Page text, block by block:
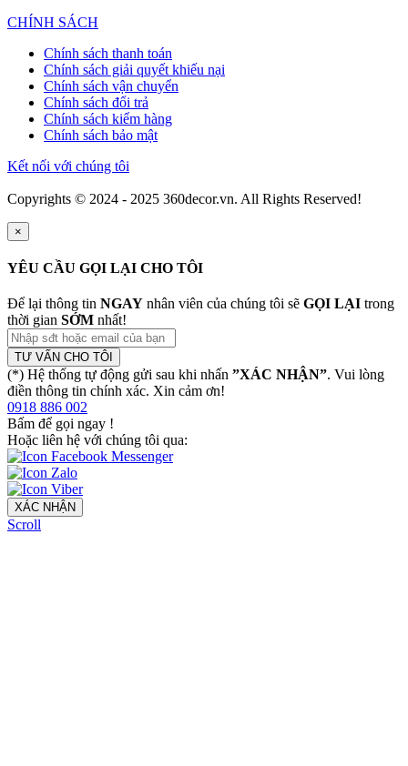
CHÍNH SÁCH
Chính sách thanh toán
Chính sách giải quyết khiếu nại
Chính sách vận chuyển
Chính sách đổi trả
Chính sách kiểm hàng
Chính sách bảo mật
Kết nối với chúng tôi
Copyrights © 2024 - 2025 360decor.vn. All Rights Reserved!
×
YÊU CẦU GỌI LẠI CHO TÔI
Để lại thông tin NGAY nhân viên của chúng tôi sẽ GỌI LẠI trong
thời gian SỚM nhất!
TƯ VẤN CHO TÔI
(*) Hệ thống tự động gửi sau khi nhấn ”XÁC NHẬN”. Vui lòng
điền thông tin chính xác. Xin cảm ơn!
0918 886 002
Bấm để gọi ngay !
Hoặc liên hệ với chúng tôi qua:
XÁC NHẬN
Scroll